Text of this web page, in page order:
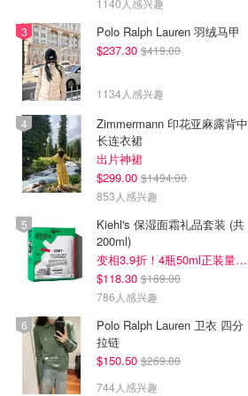
1140人感兴趣
Polo Ralph Lauren 羽绒马甲
$237.30 $419.00
1134人感兴趣
Zimmermann 印花亚麻露背中
长连衣裙
出片神裙
$299.00 $1494.00
853人感兴趣
Kiehl's 保湿面霜礼品套装 (共
200ml)
变相3.9折！4瓶50ml正装量=$29/瓶
$118.30 $169.00
786人感兴趣
Polo Ralph Lauren 卫衣 四分
拉链
$150.50 $269.00
744人感兴趣